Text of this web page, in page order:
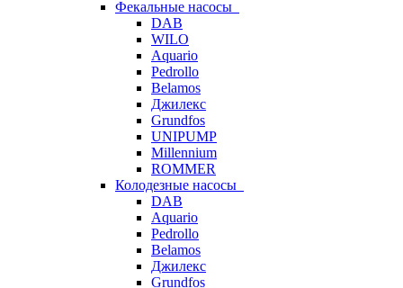
Фекальные насосы
DAB
WILO
Aquario
Pedrollo
Belamos
Джилекс
Grundfos
UNIPUMP
Millennium
ROMMER
Колодезные насосы
DAB
Aquario
Pedrollo
Belamos
Джилекс
Grundfos